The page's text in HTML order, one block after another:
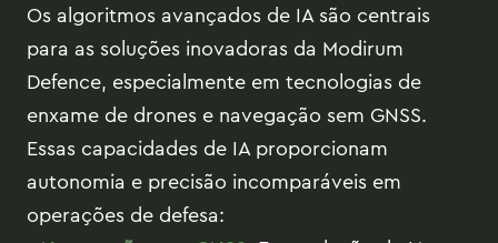
Os algoritmos avançados de IA são centrais
para as soluções inovadoras da Modirum
Defence, especialmente em tecnologias de
enxame de drones e navegação sem GNSS.
Essas capacidades de IA proporcionam
autonomia e precisão incomparáveis em
operações de defesa: